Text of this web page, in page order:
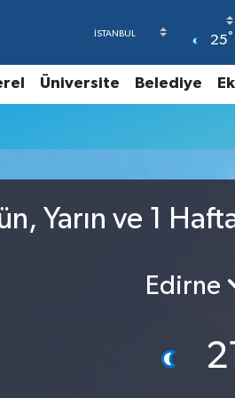
25°
Üniversite Belediye
Yarın ve 1
Edirne
21